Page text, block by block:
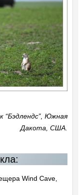
“Бэдлендс”, Южная
Дакота, США.
Wind Cave,